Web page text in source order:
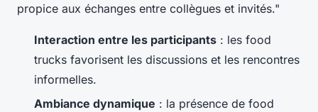
propice aux échanges entre collègues et invités."
Interaction entre les participants : les food
trucks favorisent les discussions et les rencontres
informelles.
Ambiance dynamique : la présence de food